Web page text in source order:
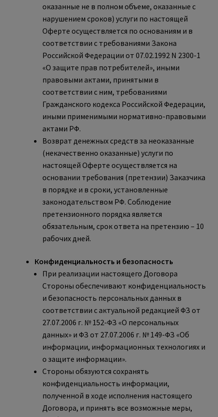
оказанные не в полном объеме, оказанные с
нарушением сроков) услуги по настоящей
Оферте осуществляется по основаниям и в
соответствии с требованиями Закона
Российской Федерации от 07.02.1992 N 2300-1
«О защите прав потребителей», иными
правовыми актами, принятыми в
соответствии с ним, требованиями
Гражданского кодекса Российской Федерации,
иными применимыми нормативно-правовыми
актами РФ.
Возврат денежных средств за неоказанные
(некачественно оказанные) услуги по
настоящей Оферте осуществляется на
основании требования (претензии) Заказчика
в порядке и в сроки, установленные
законодательством РФ. Соблюдение
претензионного порядка является
обязательным, срок ответа на претензию – 10
рабочих дней.
Конфиденциальность и безопасность
При реализации настоящего Договора
Стороны обеспечивают конфиденциальность
и безопасность персональных данных в
соответствии с актуальной редакцией ФЗ от
27.07.2006 г. № 152-ФЗ «О персональных
данных» и ФЗ от 27.07.2006 г. № 149-ФЗ «Об
информации, информационных технологиях и
о защите информации».
Стороны обязуются сохранять
конфиденциальность информации,
полученной в ходе исполнения настоящего
Договора, и принять все возможные меры,